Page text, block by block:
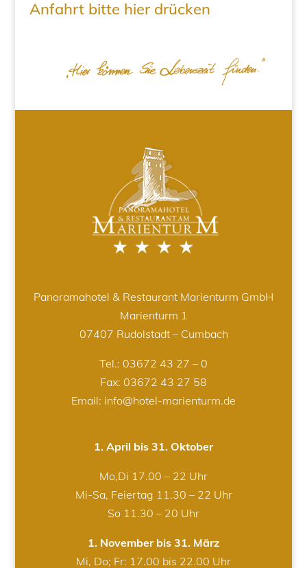
Anfahrt bitte hier drücken
Panoramahotel & Restaurant Marienturm GmbH
Marienturm 1
07407 Rudolstadt – Cumbach
Tel.: 03672 43 27 – 0
Fax: 03672 43 27 58
Email: info@hotel-marienturm.de
1. April bis 31. Oktober
Mo,Di 17.00 – 22 Uhr
Mi-Sa, Feiertag 11.30 – 22 Uhr
So 11.30 – 20 Uhr
1. November bis 31. März
Mi, Do; Fr: 17.00 bis 22.00 Uhr